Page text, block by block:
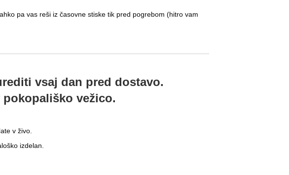
pa vas reši iz časovne stiske tik pred pogrebom (hitro vam
vsaj dan pred dostavo.
vežico.
v živo.
izdelan.